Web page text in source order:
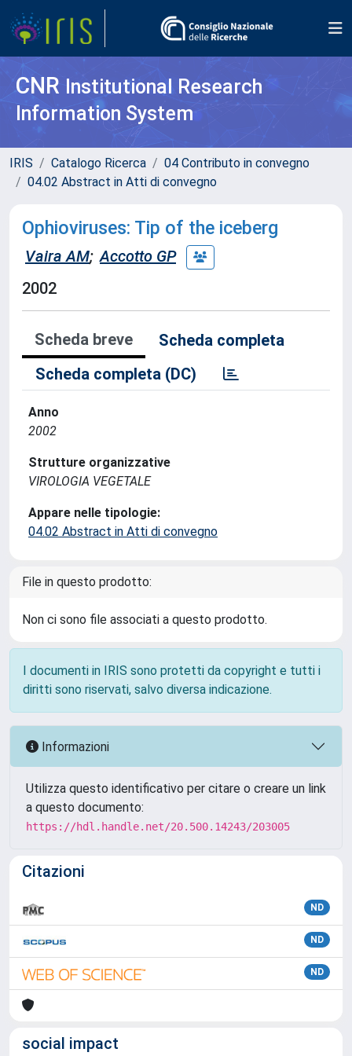
CNR Institutional Research
Information System
IRIS Catalogo Ricerca
04 Contributo in convegno
04.02 Abstract in Atti di convegno
Ophioviruses: Tip of the iceberg
Vaira AM; Accotto GP
2002
Scheda breve
Scheda completa
Scheda completa (DC)
Anno
2002
Strutture organizzative
VIROLOGIA VEGETALE
Appare nelle tipologie:
04.02 Abstract in Atti di convegno
File in questo prodotto:
Non ci sono file associati a questo prodotto.
I documenti in IRIS sono protetti da copyright e tutti i
diritti sono riservati, salvo diversa indicazione.
Informazioni
Utilizza questo identificativo per citare o creare un link
a questo documento:
https://hdl.handle.net/20.500.14243/203005
Citazioni
ND
ND
ND
social impact